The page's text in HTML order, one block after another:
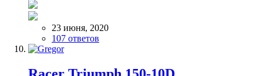
23 июня, 2020
107 ответов